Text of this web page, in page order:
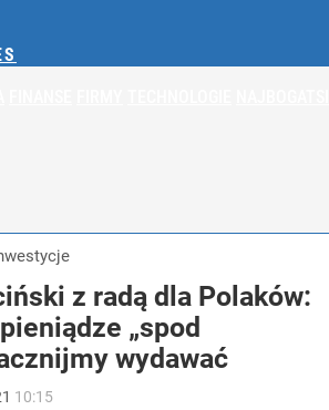
z radą dla Polaków:
„spod
wydawać
10:15